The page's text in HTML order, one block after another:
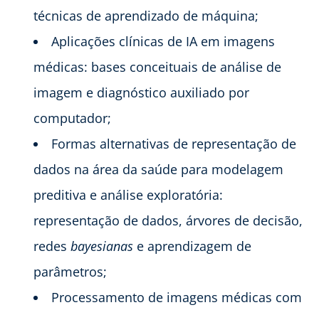
técnicas de aprendizado de máquina;
Aplicações clínicas de IA em imagens
médicas: bases conceituais de análise de
imagem e diagnóstico auxiliado por
computador;
Formas alternativas de representação de
dados na área da saúde para modelagem
preditiva e análise exploratória:
representação de dados, árvores de decisão,
redes bayesianas e aprendizagem de
parâmetros;
Processamento de imagens médicas com